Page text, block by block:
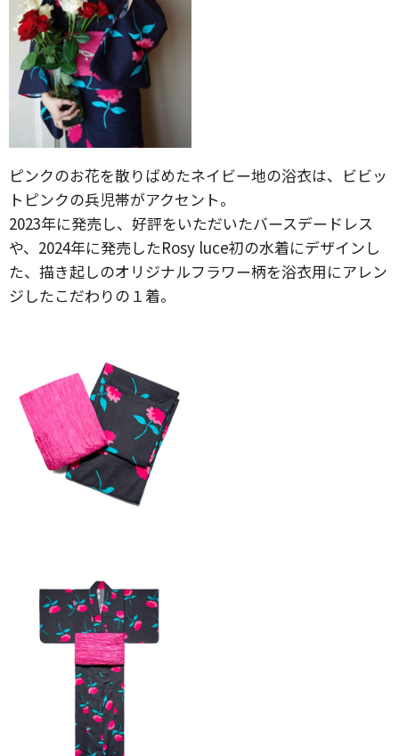
ピンクのお花を散りばめたネイビー地の浴衣は、ビビッ
トピンクの兵児帯がアクセント。
2023年に発売し、好評をいただいたバースデードレス
や、2024年に発売したRosy luce初の水着にデザインし
た、描き起しのオリジナルフラワー柄を浴衣用にアレン
ジしたこだわりの１着。